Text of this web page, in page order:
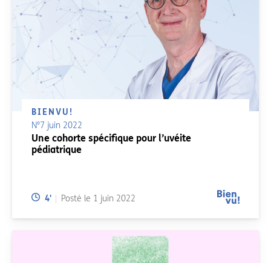
BIENVU!
N°7 juin 2022
Une cohorte spécifique pour l’uvéite
pédiatrique
Temps de lecture:
4' Posté le 1 juin 2022